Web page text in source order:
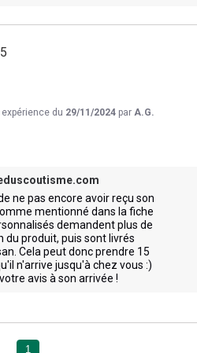
5
du 29/11/2024 par A.G.
ne pas encore avoir reçu son
mentionné dans la fiche
demandent plus de
du produit, puis sont livrés
Cela peut donc prendre 15
n'arrive jusqu'à chez vous :)
avis à son arrivée !
1